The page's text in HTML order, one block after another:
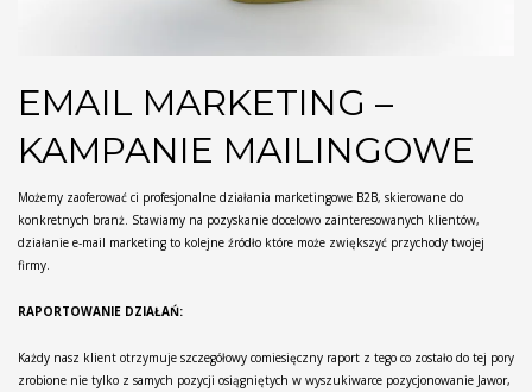
EMAIL MARKETING –
KAMPANIE MAILINGOWE
Możemy zaoferować ci profesjonalne działania marketingowe B2B, skierowane do
konkretnych branż. Stawiamy na pozyskanie docelowo zainteresowanych klientów,
działanie e-mail marketing to kolejne źródło które może zwiększyć przychody twojej
firmy.
RAPORTOWANIE DZIAŁAŃ:
Każdy nasz klient otrzymuje szczegółowy comiesięczny raport z tego co zostało do tej pory
zrobione nie tylko z samych pozycji osiągniętych w wyszukiwarce pozycjonowanie Jawor,